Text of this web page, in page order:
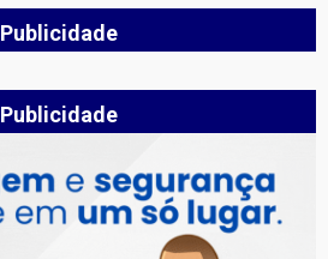
Publicidade
Publicidade